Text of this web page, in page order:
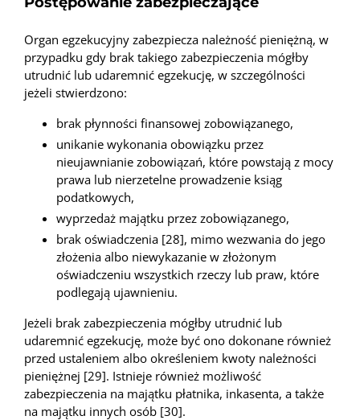
Organ egzekucyjny zabezpiecza należność pieniężną, w
przypadku gdy brak takiego zabezpieczenia mógłby
utrudnić lub udaremnić egzekucję, w szczególności
jeżeli stwierdzono:
brak płynności finansowej zobowiązanego,
unikanie wykonania obowiązku przez
nieujawnianie zobowiązań, które powstają z mocy
prawa lub nierzetelne prowadzenie ksiąg
podatkowych,
wyprzedaż majątku przez zobowiązanego,
brak oświadczenia [28], mimo wezwania do jego
złożenia albo niewykazanie w złożonym
oświadczeniu wszystkich rzeczy lub praw, które
podlegają ujawnieniu.
Jeżeli brak zabezpieczenia mógłby utrudnić lub
udaremnić egzekucję, może być ono dokonane również
przed ustaleniem albo określeniem kwoty należności
pieniężnej [29]. Istnieje również możliwość
zabezpieczenia na majątku płatnika, inkasenta, a także
na majątku innych osób [30].